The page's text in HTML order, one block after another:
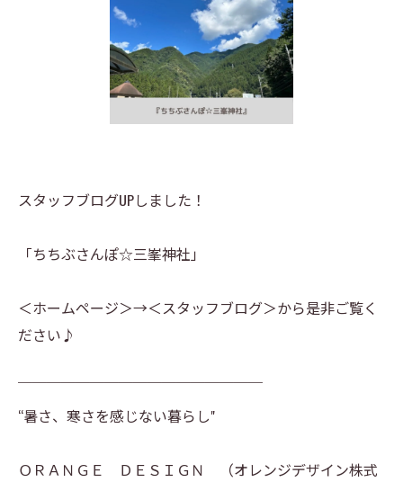
スタッフブログUPしました！
「ちちぶさんぽ☆三峯神社」
＜ホームページ＞→＜スタッフブログ＞から是非ご覧く
ださい♪
￣￣￣￣￣￣￣￣￣￣￣￣￣￣￣￣￣
“暑さ、寒さを感じない暮らし"
ＯＲＡＮＧＥ ＤＥＳＩＧＮ （オレンジデザイン株式